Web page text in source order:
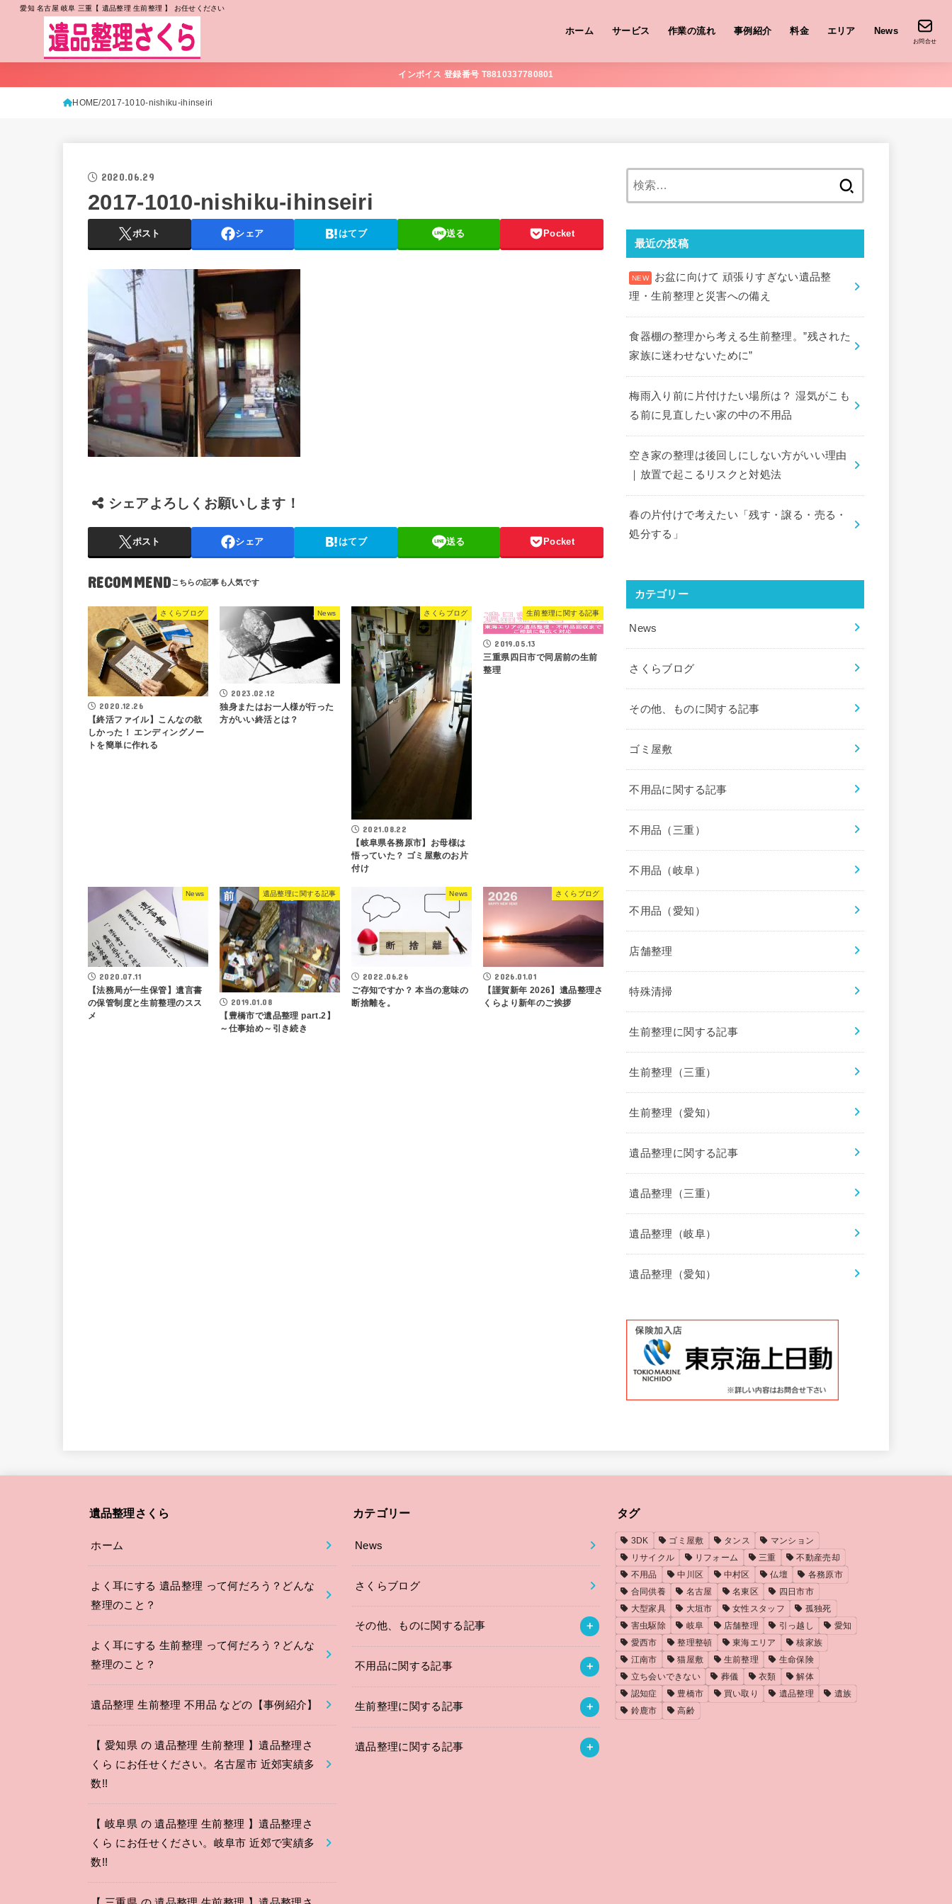
愛知 名古屋 岐阜 三重【 遺品整理 生前整理 】 お任せください
ホーム サービス 作業の流れ 事例紹介 料金 エリア News
お問合せ
インボイス 登録番号 T8810337780801
HOME 2017-1010-nishiku-ihinseiri
2020.06.29
2017-1010-nishiku-ihinseiri
ポスト シェア はてブ 送る Pocket
シェアよろしくお願いします！
ポスト シェア はてブ 送る Pocket
RECOMMEND
さくらブログ
2020.12.26
【終活ファイル】こんなの欲
しかった！ エンディングノー
トを簡単に作れる
News
2023.02.12
独身またはお一人様が行った
方がいい終活とは？
さくらブログ
2021.08.22
【岐阜県各務原市】お母様は
悟っていた？ ゴミ屋敷のお片
付け
生前整理に関する記事
2019.05.13
三重県四日市で同居前の生前
整理
News
2020.07.11
【法務局が一生保管】遺言書
の保管制度と生前整理のスス
メ
遺品整理に関する記事
2019.01.08
【豊橋市で遺品整理 part.2】
～仕事始め～引き続き
News
2022.06.26
ご存知ですか？ 本当の意味の
断捨離を。
さくらブログ
2026.01.01
【謹賀新年 2026】遺品整理さ
くらより新年のご挨拶
最近の投稿
お盆に向けて 頑張りすぎない遺品整
理・生前整理と災害への備え
食器棚の整理から考える生前整理。”残された
家族に迷わせないために”
梅雨入り前に片付けたい場所は？ 湿気がこも
る前に見直したい家の中の不用品
空き家の整理は後回しにしない方がいい理由
｜放置で起こるリスクと対処法
春の片付けで考えたい「残す・譲る・売る・
処分する」
カテゴリー
News
さくらブログ
その他、ものに関する記事
ゴミ屋敷
不用品に関する記事
不用品（三重）
不用品（岐阜）
不用品（愛知）
店舗整理
特殊清掃
生前整理に関する記事
生前整理（三重）
生前整理（愛知）
遺品整理に関する記事
遺品整理（三重）
遺品整理（岐阜）
遺品整理（愛知）
遺品整理さくら
ホーム
よく耳にする 遺品整理 って何だろう？どんな
整理のこと？
よく耳にする 生前整理 って何だろう？どんな
整理のこと？
遺品整理 生前整理 不用品 などの【事例紹介】
【 愛知県 の 遺品整理 生前整理 】遺品整理さ
くら にお任せください。名古屋市 近郊実績多
数!!
【 岐阜県 の 遺品整理 生前整理 】遺品整理さ
くら にお任せください。岐阜市 近郊で実績多
数!!
カテゴリー
News
さくらブログ
その他、ものに関する記事
不用品に関する記事
生前整理に関する記事
遺品整理に関する記事
タグ
3DK ゴミ屋敷 タンス
マンション
リサイクル
リフォーム 三重
不動産売却
不用品
中川区 中村区 仏壇
各務原市
合同供養
名古屋 名東区
四日市市
大型家具
大垣市 女性スタッフ
孤独死
害虫駆除
岐阜 店舗整理 引っ越し
愛知
愛西市
整理整頓 東海エリア
核家族
江南市
猫屋敷 生前整理
生命保険
立ち会いできない
葬儀 衣類
解体
認知症
豊橋市 買い取り 遺品整理
遺族
鈴鹿市
高齢